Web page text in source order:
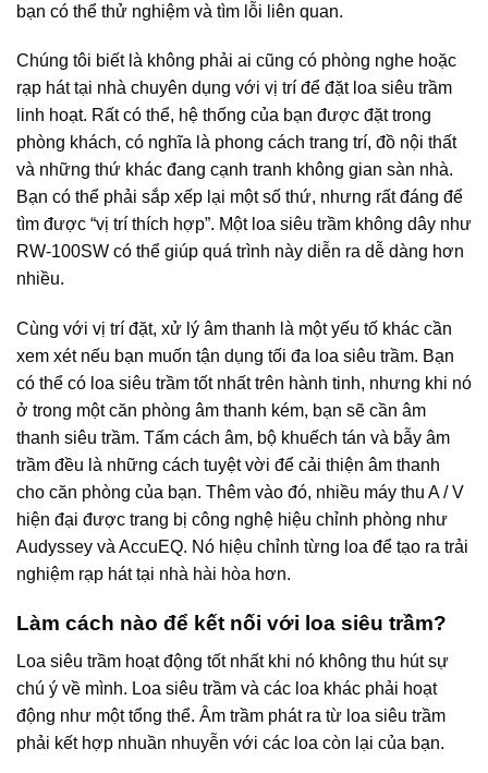
bạn có thể thử nghiệm và tìm lỗi liên quan.
Chúng tôi biết là không phải ai cũng có phòng nghe hoặc
rạp hát tại nhà chuyên dụng với vị trí để đặt loa siêu trầm
linh hoạt. Rất có thể, hệ thống của bạn được đặt trong
phòng khách, có nghĩa là phong cách trang trí, đồ nội thất
và những thứ khác đang cạnh tranh không gian sàn nhà.
Bạn có thể phải sắp xếp lại một số thứ, nhưng rất đáng để
tìm được “vị trí thích hợp”. Một loa siêu trầm không dây như
RW-100SW có thể giúp quá trình này diễn ra dễ dàng hơn
nhiều.
Cùng với vị trí đặt, xử lý âm thanh là một yếu tố khác cần
xem xét nếu bạn muốn tận dụng tối đa loa siêu trầm. Bạn
có thể có loa siêu trầm tốt nhất trên hành tinh, nhưng khi nó
ở trong một căn phòng âm thanh kém, bạn sẽ cần âm
thanh siêu trầm. Tấm cách âm, bộ khuếch tán và bẫy âm
trầm đều là những cách tuyệt vời để cải thiện âm thanh
cho căn phòng của bạn. Thêm vào đó, nhiều máy thu A / V
hiện đại được trang bị công nghệ hiệu chỉnh phòng như
Audyssey và AccuEQ. Nó hiệu chỉnh từng loa để tạo ra trải
nghiệm rạp hát tại nhà hài hòa hơn.
Làm cách nào để kết nối với loa siêu trầm?
Loa siêu trầm hoạt động tốt nhất khi nó không thu hút sự
chú ý về mình. Loa siêu trầm và các loa khác phải hoạt
động như một tổng thể. Âm trầm phát ra từ loa siêu trầm
phải kết hợp nhuần nhuyễn với các loa còn lại của bạn.